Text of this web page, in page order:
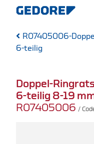
R07405006-
6-teilig
Doppel-
6-teilig 8-19
R07405006 /